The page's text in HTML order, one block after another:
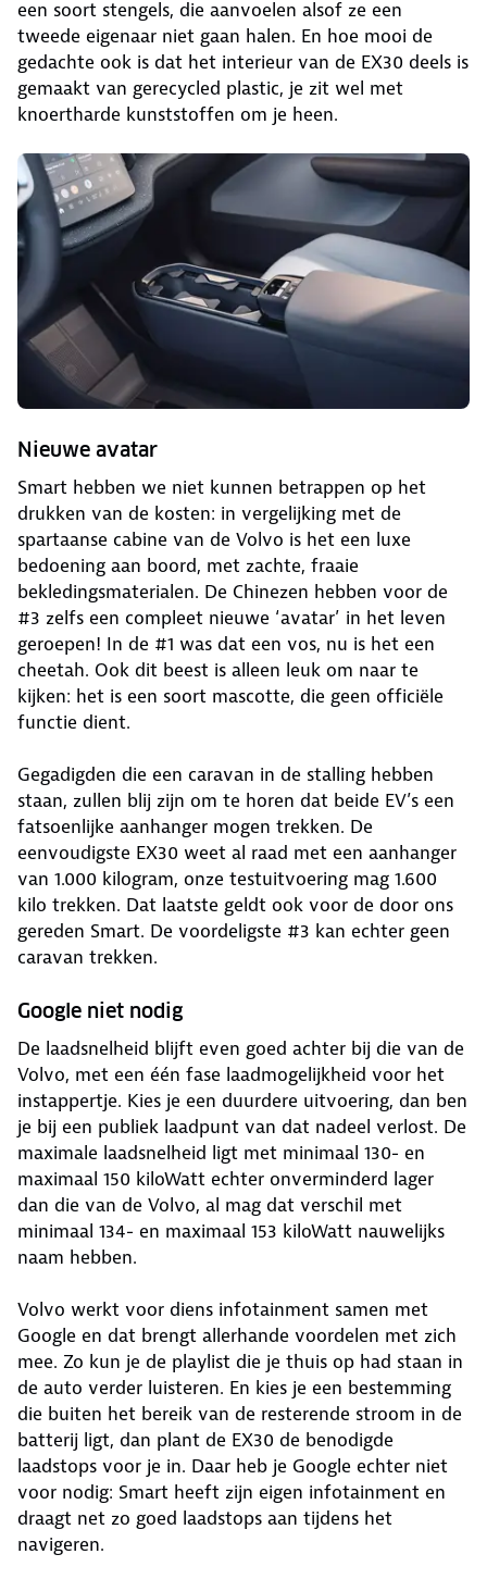
een soort stengels, die aanvoelen alsof ze een
tweede eigenaar niet gaan halen. En hoe mooi de
gedachte ook is dat het interieur van de EX30 deels is
gemaakt van gerecycled plastic, je zit wel met
knoertharde kunststoffen om je heen.
Nieuwe avatar
Smart hebben we niet kunnen betrappen op het
drukken van de kosten: in vergelijking met de
spartaanse cabine van de Volvo is het een luxe
bedoening aan boord, met zachte, fraaie
bekledingsmaterialen. De Chinezen hebben voor de
#3 zelfs een compleet nieuwe ‘avatar’ in het leven
geroepen! In de #1 was dat een vos, nu is het een
cheetah. Ook dit beest is alleen leuk om naar te
kijken: het is een soort mascotte, die geen officiële
functie dient.
Gegadigden die een caravan in de stalling hebben
staan, zullen blij zijn om te horen dat beide EV’s een
fatsoenlijke aanhanger mogen trekken. De
eenvoudigste EX30 weet al raad met een aanhanger
van 1.000 kilogram, onze testuitvoering mag 1.600
kilo trekken. Dat laatste geldt ook voor de door ons
gereden Smart. De voordeligste #3 kan echter geen
caravan trekken.
Google niet nodig
De laadsnelheid blijft even goed achter bij die van de
Volvo, met een één fase laadmogelijkheid voor het
instappertje. Kies je een duurdere uitvoering, dan ben
je bij een publiek laadpunt van dat nadeel verlost. De
maximale laadsnelheid ligt met minimaal 130- en
maximaal 150 kiloWatt echter onverminderd lager
dan die van de Volvo, al mag dat verschil met
minimaal 134- en maximaal 153 kiloWatt nauwelijks
naam hebben.
Volvo werkt voor diens infotainment samen met
Google en dat brengt allerhande voordelen met zich
mee. Zo kun je de playlist die je thuis op had staan in
de auto verder luisteren. En kies je een bestemming
die buiten het bereik van de resterende stroom in de
batterij ligt, dan plant de EX30 de benodigde
laadstops voor je in. Daar heb je Google echter niet
voor nodig: Smart heeft zijn eigen infotainment en
draagt net zo goed laadstops aan tijdens het
navigeren.